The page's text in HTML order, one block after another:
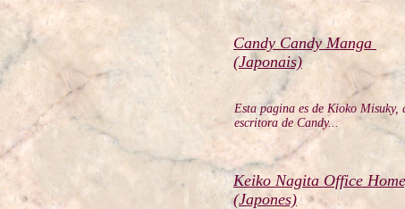
Candy Candy Manga
(Japonais)
Esta pagina es de Kioko Misuky,
escritora de Candy...
Keiko Nagita Office
(Japones)